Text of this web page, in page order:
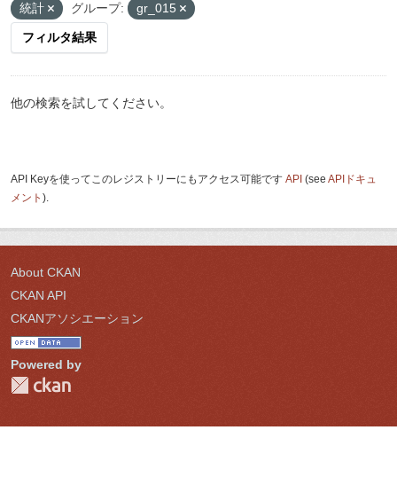
統計
グループ: gr_015
フィルタ結果
他の検索を試してください。
API Keyを使ってこのレジストリーにもアクセス可能です API (see APIドキュ
メント ).
About CKAN
CKAN API
CKANアソシエーション
Powered by